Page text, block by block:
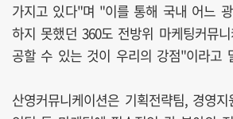
가지고 있다"며 "이를 통해 국내 어느
하지 못했던 360도 전방위 마케팅커뮤
공할 수 있는 것이 우리의 강점"이라고
산영커뮤니케이션은 기획전략팀, 경영